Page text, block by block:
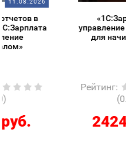
14.08.2026
«1С:Зарплата и
управление персоналом
для начинающих»
Рейтинг
2424 руб.